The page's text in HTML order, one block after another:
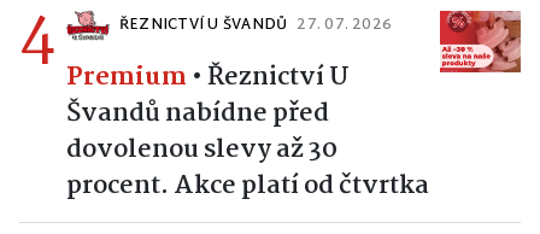
4 ŘEZNICTVÍ U ŠVANDŮ 27. 07. 2026
Premium •Řeznictví U
Švandů nabídne před
dovolenou slevy až 30
procent. Akce platí od čtvrtka